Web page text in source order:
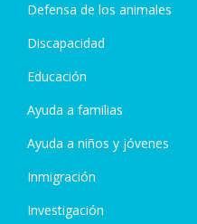
Defensa de los animales
Discapacidad
Educación
Ayuda a familias
Ayuda a niños y jóvenes
Inmigración
Investigación